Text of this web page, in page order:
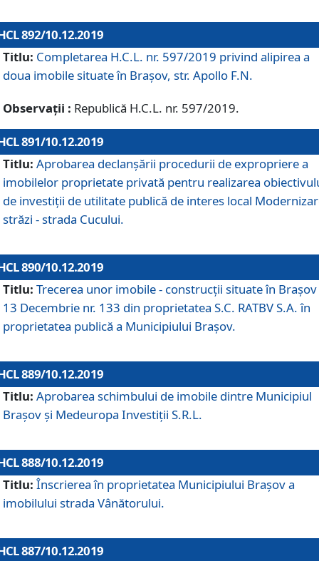
892/10.12.2019
Titlu: Completarea H.C.L. nr. 597/2019 privind alipirea a
doua imobile situate în Brașov, str. Apollo F.N.
Observații : Republică H.C.L. nr. 597/2019.
891/10.12.2019
Titlu: Aprobarea declanșării procedurii de expropriere a
imobilelor proprietate privată pentru realizarea
de investiții de utilitate publică de interes local
străzi - strada Cucului.
890/10.12.2019
Titlu: Trecerea unor imobile - construcții situate în Brașov
13 Decembrie nr. 133 din proprietatea S.C. RATBV S.A. în
proprietatea publică a Municipiului Brașov.
889/10.12.2019
Titlu: Aprobarea schimbului de imobile dintre Municipiul
Brașov și Medeuropa Investiții S.R.L.
888/10.12.2019
Titlu: Înscrierea în proprietatea Municipiului Braşov a
imobilului strada Vânătorului.
887/10.12.2019